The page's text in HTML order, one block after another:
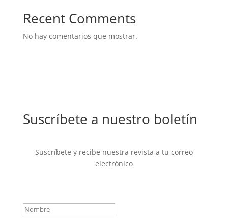
Recent Comments
No hay comentarios que mostrar.
Suscríbete a nuestro boletín
Suscríbete y recibe nuestra revista a tu correo
electrónico